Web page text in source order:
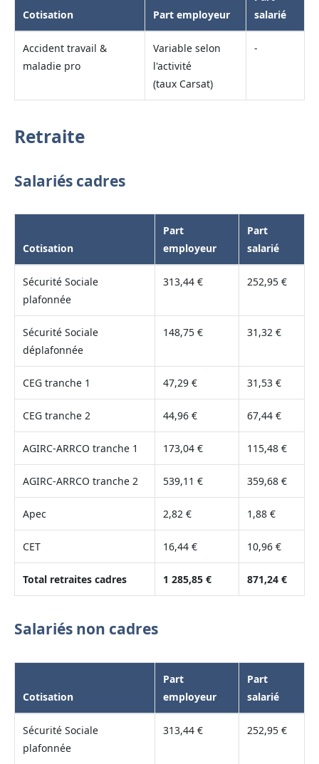
Cotisation Part employeur
salarié
Accident travail &
maladie pro
Variable selon
l'activité
(taux Carsat)
-
Retraite
Salariés cadres
Cotisation
Part
employeur
Part
salarié
Sécurité Sociale
plafonnée
313,44 € 252,95 €
Sécurité Sociale
déplafonnée
148,75 € 31,32 €
CEG tranche 1 47,29 € 31,53 €
CEG tranche 2 44,96 € 67,44 €
AGIRC-ARRCO tranche 1 173,04 € 115,48 €
AGIRC-ARRCO tranche 2 539,11 € 359,68 €
Apec 2,82 € 1,88 €
CET 16,44 € 10,96 €
Total retraites cadres 1 285,85 € 871,24 €
Salariés non cadres
Cotisation
Part
employeur
Part
salarié
Sécurité Sociale
plafonnée
313,44 € 252,95 €